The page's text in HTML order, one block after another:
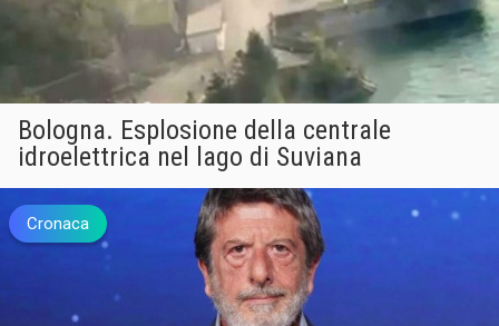
Bologna. Esplosione della centrale
idroelettrica nel lago di Suviana
Cronaca